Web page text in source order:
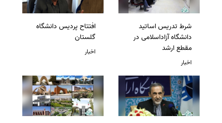
شرط تدریس اساتید
دانشگاه آزاداسلامی در
مقطع ارشد
اخبار
افتتاح پردیس دانشگاه
گلستان
اخبار